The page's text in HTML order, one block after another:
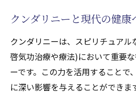
クンダリニーと現代の健
クンダリニーは、スピリチュア
啓気功治療や療法)において重要
ーです。この力を活用することで
に深い影響を与えることができま